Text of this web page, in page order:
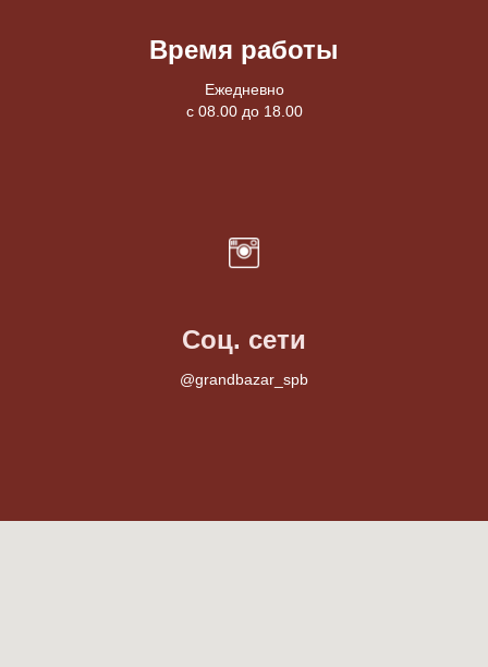
Время работы
Ежедневно
с 08.00 до 18.00
Соц. сети
@grandbazar_spb